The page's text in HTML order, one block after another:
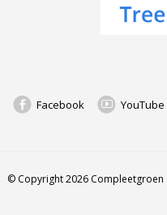
Facebook YouTube
© Copyright 2026 Compleetgroen